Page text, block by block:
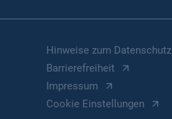
Hinweise zum Datenschutz
Barrierefreiheit
Impressum
Cookie Einstellungen